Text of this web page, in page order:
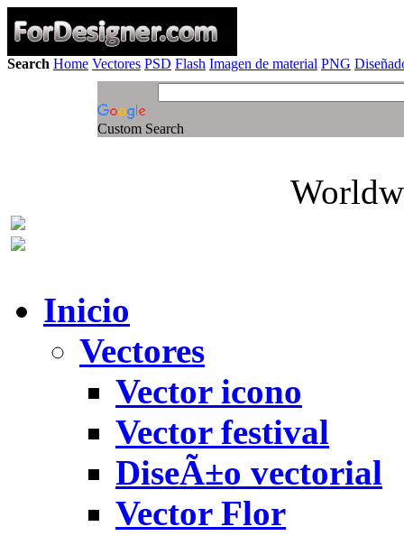
Search Home Vectores PSD Flash Imagen de material PNG
Custom Search
Inicio
Vectores
Vector icono
Vector festival
DiseÃ±o vectorial
Vector Flor